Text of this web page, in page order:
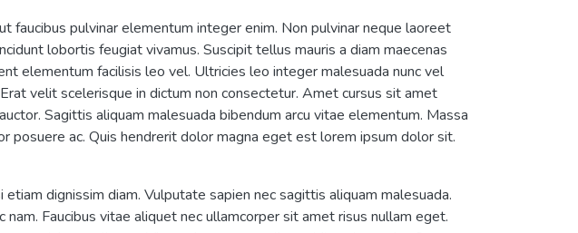
faucibus pulvinar elementum integer enim. Non pulvinar neque laoreet
lobortis feugiat vivamus. Suscipit tellus mauris a diam maecenas
elementum facilisis leo vel. Ultricies leo integer malesuada nunc vel
velit scelerisque in dictum non consectetur. Amet cursus sit amet
Sagittis aliquam malesuada bibendum arcu vitae elementum. Massa
ac. Quis hendrerit dolor magna eget est lorem ipsum dolor sit.
dignissim diam. Vulputate sapien nec sagittis aliquam malesuada.
Faucibus vitae aliquet nec ullamcorper sit amet risus nullam eget.